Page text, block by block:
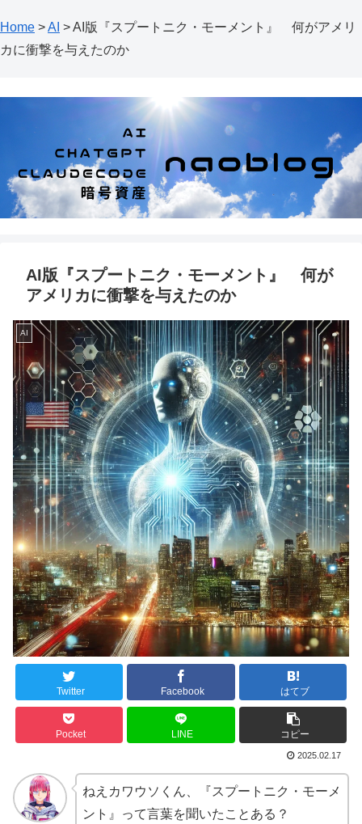
Home >AI >AI版『スプートニク・モーメント』 何がアメリ
カに衝撃を与えたのか
AI版『スプートニク・モーメント』 何が
アメリカに衝撃を与えたのか
AI
Twitter Facebook はてブ
Pocket LINE コピー
2025.02.17
ねえカワウソくん、『スプートニク・モーメ
ント』って言葉を聞いたことある？